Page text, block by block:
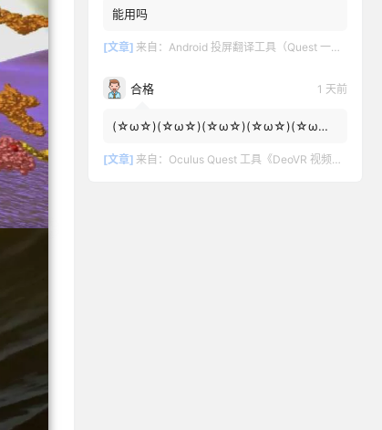
能用吗
[文章] 来自： Android 投屏翻译工具（Quest 一键投屏和翻译）
合格 1 天前
(☆ω☆)(☆ω☆)(☆ω☆)(☆ω☆)(☆ω☆)
[文章] 来自： Oculus Quest 工具《DeoVR 视频播放器汉化中文版》DeoVR Quest